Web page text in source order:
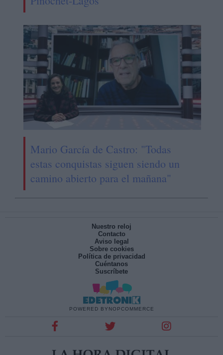
Mario García de Castro: "Todas
estas conquistas siguen siendo un
camino abierto para el mañana"
Nuestro reloj
Contacto
Aviso legal
Sobre cookies
Política de privacidad
Cuéntanos
Suscríbete
POWERED BY NOPCOMMERCE